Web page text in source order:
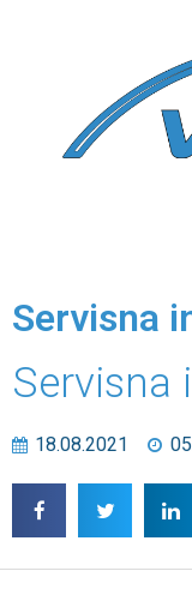
Servisna
Servisna
18.08.2021